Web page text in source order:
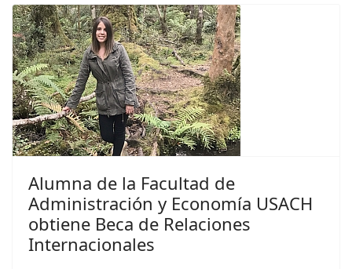
Alumna de la Facultad de
Administración y Economía USACH
obtiene Beca de Relaciones
Internacionales